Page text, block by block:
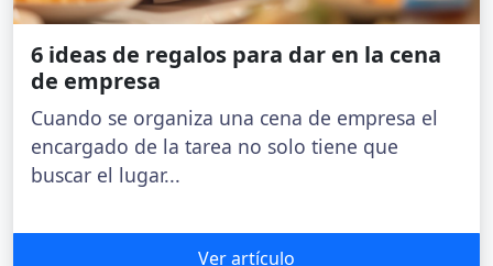
6 ideas de regalos para dar en la cena
de empresa
Cuando se organiza una cena de empresa el
encargado de la tarea no solo tiene que
buscar el lugar...
Ver artículo